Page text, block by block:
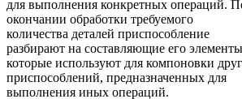
для выполнения конкретных операций.
окончании обработки требуемого
количества деталей приспособление
разбирают на составляющие его
которые используют для компоновки
приспособлений, предназначенных для
выполнения иных операций.